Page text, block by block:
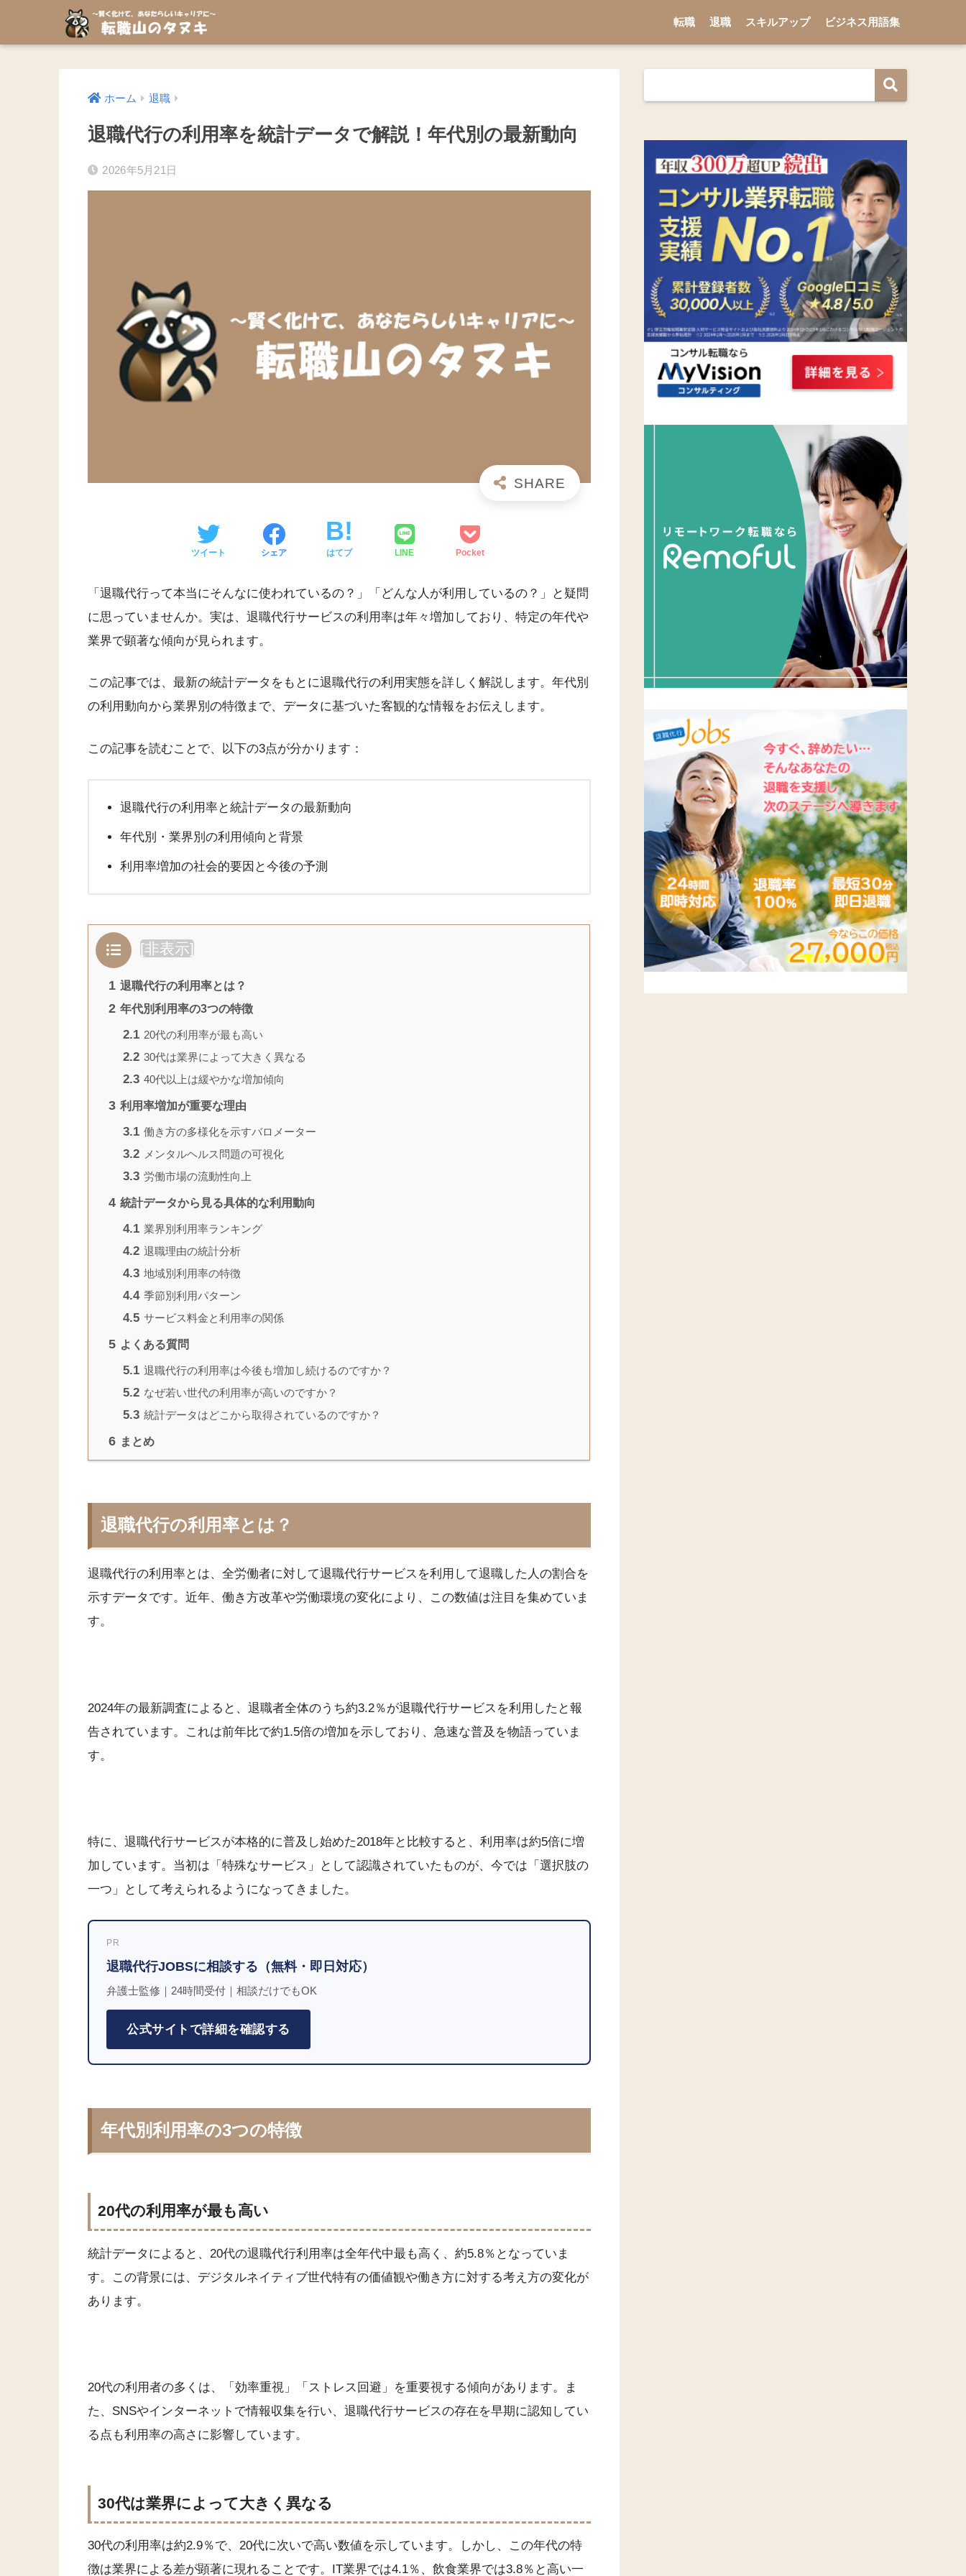
転職 退職 スキルアップ ビジネス用語集
ホーム 退職
退職代行の利用率を統計データで解説！年代別の最新動向
2026年5月21日
ツイート シェア はてブ LINE Pocket
「退職代行って本当にそんなに使われているの？」「どんな人が利用しているの？」と疑問
に思っていませんか。実は、退職代行サービスの利用率は年々増加しており、特定の年代や
業界で顕著な傾向が見られます。
この記事では、最新の統計データをもとに退職代行の利用実態を詳しく解説します。年代別
の利用動向から業界別の特徴まで、データに基づいた客観的な情報をお伝えします。
この記事を読むことで、以下の3点が分かります：
退職代行の利用率と統計データの最新動向
年代別・業界別の利用傾向と背景
利用率増加の社会的要因と今後の予測
[非表示]
1 退職代行の利用率とは？
2 年代別利用率の3つの特徴
2.1 20代の利用率が最も高い
2.2 30代は業界によって大きく異なる
2.3 40代以上は緩やかな増加傾向
3 利用率増加が重要な理由
3.1 働き方の多様化を示すバロメーター
3.2 メンタルヘルス問題の可視化
3.3 労働市場の流動性向上
4 統計データから見る具体的な利用動向
4.1 業界別利用率ランキング
4.2 退職理由の統計分析
4.3 地域別利用率の特徴
4.4 季節別利用パターン
4.5 サービス料金と利用率の関係
5 よくある質問
5.1 退職代行の利用率は今後も増加し続けるのですか？
5.2 なぜ若い世代の利用率が高いのですか？
5.3 統計データはどこから取得されているのですか？
6 まとめ
退職代行の利用率とは？
退職代行の利用率とは、全労働者に対して退職代行サービスを利用して退職した人の割合を
示すデータです。近年、働き方改革や労働環境の変化により、この数値は注目を集めていま
す。
2024年の最新調査によると、退職者全体のうち約3.2％が退職代行サービスを利用したと報
告されています。これは前年比で約1.5倍の増加を示しており、急速な普及を物語っていま
す。
特に、退職代行サービスが本格的に普及し始めた2018年と比較すると、利用率は約5倍に増
加しています。当初は「特殊なサービス」として認識されていたものが、今では「選択肢の
一つ」として考えられるようになってきました。
PR
退職代行JOBSに相談する（無料・即日対応）
弁護士監修｜24時間受付｜相談だけでもOK
公式サイトで詳細を確認する
年代別利用率の3つの特徴
20代の利用率が最も高い
統計データによると、20代の退職代行利用率は全年代中最も高く、約5.8％となっていま
す。この背景には、デジタルネイティブ世代特有の価値観や働き方に対する考え方の変化が
あります。
20代の利用者の多くは、「効率重視」「ストレス回避」を重要視する傾向があります。ま
た、SNSやインターネットで情報収集を行い、退職代行サービスの存在を早期に認知してい
る点も利用率の高さに影響しています。
30代は業界によって大きく異なる
30代の利用率は約2.9％で、20代に次いで高い数値を示しています。しかし、この年代の特
徴は業界による差が顕著に現れることです。IT業界では4.1％、飲食業界では3.8％と高い一